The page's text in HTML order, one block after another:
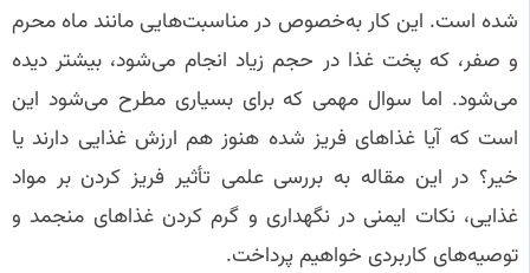
شده است. این کار به‌خصوص در مناسبت‌هایی مانند ماه محرم
و صفر، که پخت غذا در حجم زیاد انجام می‌شود، بیشتر دیده
می‌شود. اما سوال مهمی که برای بسیاری مطرح می‌شود این
است که آیا غذاهای فریز شده هنوز هم ارزش غذایی دارند یا
خیر؟ در این مقاله به بررسی علمی تأثیر فریز کردن بر مواد
غذایی، نکات ایمنی در نگهداری و گرم کردن غذاهای منجمد و
توصیه‌های کاربردی خواهیم پرداخت.